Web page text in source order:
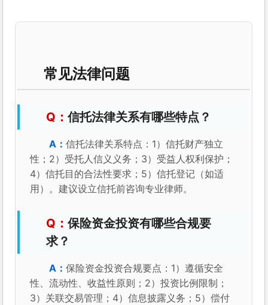
常见法律问题
信托法律关系有哪些特点？
信托法律关系特点：1）信托财产独立
性；2）受托人信义义务；3）受益人权利保护；
4）信托目的合法性要求；5）信托登记（如适
用）。建议设立信托前咨询专业律师。
保险资金投资有哪些合规要
求？
保险资金投资合规要点：1）遵循安全
性、流动性、收益性原则；2）投资比例限制；
3）关联交易管理；4）信息披露义务；5）偿付